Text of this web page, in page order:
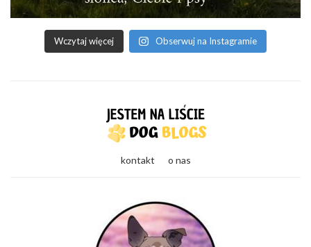
Wczytaj więcej Obserwuj na Instagramie
kontakt o nas